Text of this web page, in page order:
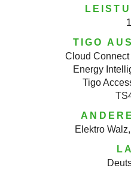
TIGO
Cloud
Energy
Tigo
Elektro